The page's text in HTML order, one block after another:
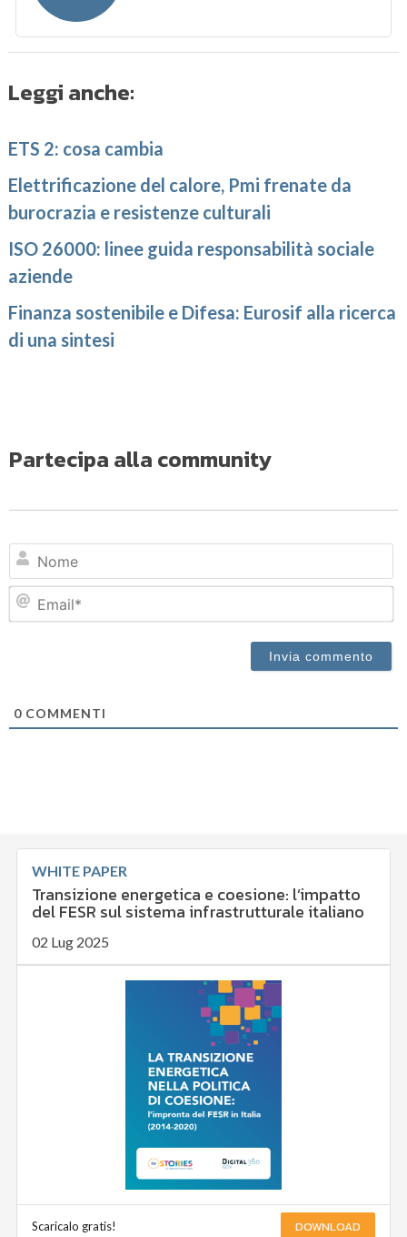
Leggi anche:
ETS 2: cosa cambia
Elettrificazione del calore, Pmi frenate da
burocrazia e resistenze culturali
ISO 26000: linee guida responsabilità sociale
aziende
Finanza sostenibile e Difesa: Eurosif alla ricerca
di una sintesi
Partecipa alla community
0 COMMENTI
WHITE PAPER
Transizione energetica e coesione: l’impatto
del FESR sul sistema infrastrutturale italiano
02 Lug 2025
Scaricalo gratis! DOWNLOAD